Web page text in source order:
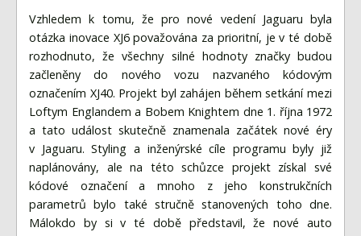
Vzhledem k tomu, že pro nové vedení Jaguaru byla
otázka inovace XJ6 považována za prioritní, je v té době
rozhodnuto, že všechny silné hodnoty značky budou
začleněny do nového vozu nazvaného kódovým
označením XJ40. Projekt byl zahájen během setkání mezi
Loftym Englandem a Bobem Knightem dne 1. října 1972
a tato událost skutečně znamenala začátek nové éry
v Jaguaru. Styling a inženýrské cíle programu byly již
naplánovány, ale na této schůzce projekt získal své
kódové označení a mnoho z jeho konstrukčních
parametrů bylo také stručně stanovených toho dne.
Málokdo by si v té době představil, že nové auto